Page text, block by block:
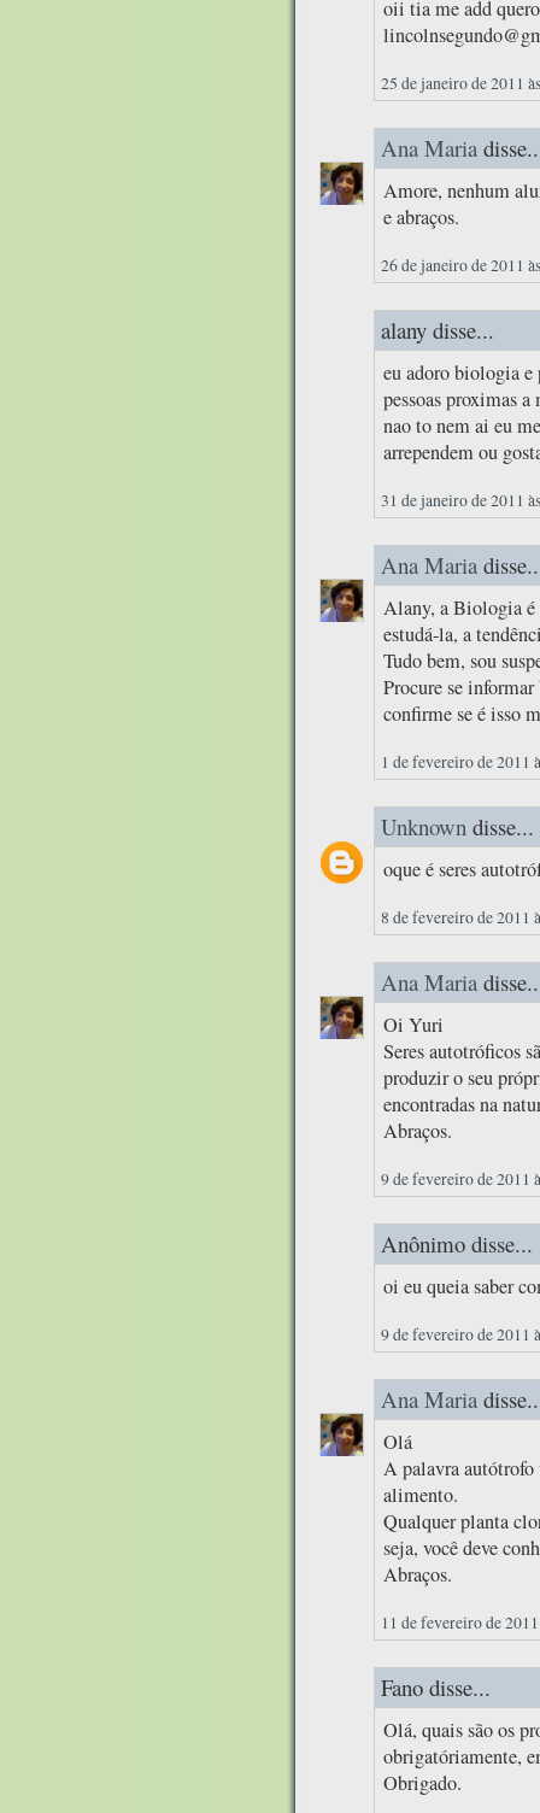
oii tia me add
25 de janeiro de 2011
Ana Maria
Amore, nenhum
e abraços.
26 de janeiro de 2011
alany disse...
eu adoro biologia e
pessoas proximas
nao to nem ai eu
arrependem ou
31 de janeiro de 2011
Ana Maria
Alany, a Biologia é
estudá-la, a
Tudo bem, sou
Procure se informar
confirme se é isso
1 de fevereiro de 2011
Unknown disse...
oque é seres
8 de fevereiro de 2011
Ana Maria
Oi Yuri
Seres autotróficos
produzir o seu
encontradas na
Abraços.
9 de fevereiro de 2011
Anônimo disse...
oi eu queia saber
9 de fevereiro de 2011
Ana Maria
Olá
A palavra
alimento.
Qualquer planta
seja, você deve
Abraços.
11 de fevereiro de
Fano disse...
Olá, quais são os
obrigatóriamente,
Obrigado.